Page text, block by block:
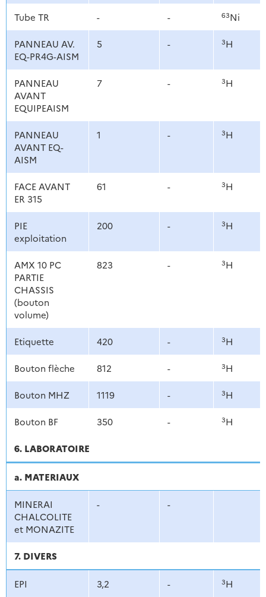
Tube TR - - 63Ni
PANNEAU AV.
EQ-PR4G-AISM
5 - 3H
PANNEAU
AVANT
EQUIPEAISM
7 - 3H
PANNEAU
AVANT EQ-
AISM
1 - 3H
FACE AVANT
ER 315
61 - 3H
PIE
exploitation
200 - 3H
AMX 10 PC
PARTIE
CHASSIS
(bouton
volume)
823 - 3H
Etiquette 420 - 3H
Bouton flèche 812 - 3H
Bouton MHZ 1119 - 3H
Bouton BF 350 - 3H
6. LABORATOIRE
a. MATERIAUX
MINERAI
CHALCOLITE
et MONAZITE
- -
7. DIVERS
EPI 3,2 - 3H